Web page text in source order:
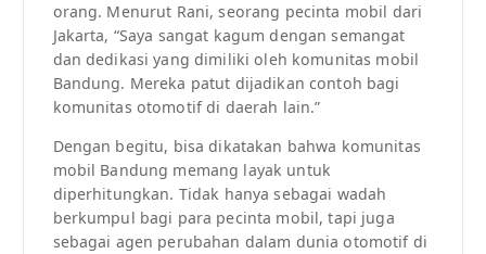
orang. Menurut Rani, seorang pecinta mobil dari
Jakarta, “Saya sangat kagum dengan semangat
dan dedikasi yang dimiliki oleh komunitas mobil
Bandung. Mereka patut dijadikan contoh bagi
komunitas otomotif di daerah lain.”
Dengan begitu, bisa dikatakan bahwa komunitas
mobil Bandung memang layak untuk
diperhitungkan. Tidak hanya sebagai wadah
berkumpul bagi para pecinta mobil, tapi juga
sebagai agen perubahan dalam dunia otomotif di